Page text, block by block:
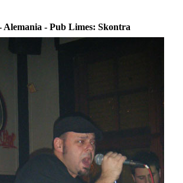
Alemania - Pub Limes: Skontra